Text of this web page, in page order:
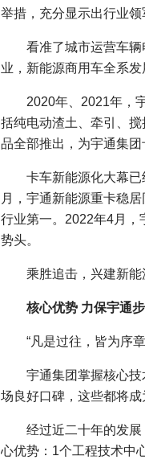
举措，充分显示出行业
看准了城市运营车辆
业，新能源商用车全系
2020年、2021年，宇
括纯电动渣土、牵引、
品全部推出，为宇通集团
卡车新能源化大幕已经
月，宇通新能源重卡稳
行业第一。2022年4月，
势头。
乘胜追击，兴建新能源
核心优势 力保宇通步
“凡是过往，皆为序章
宇通集团掌握核心技
场良好口碑，这些都将成
经过近二十年的发展
心优势：1个工程技术中